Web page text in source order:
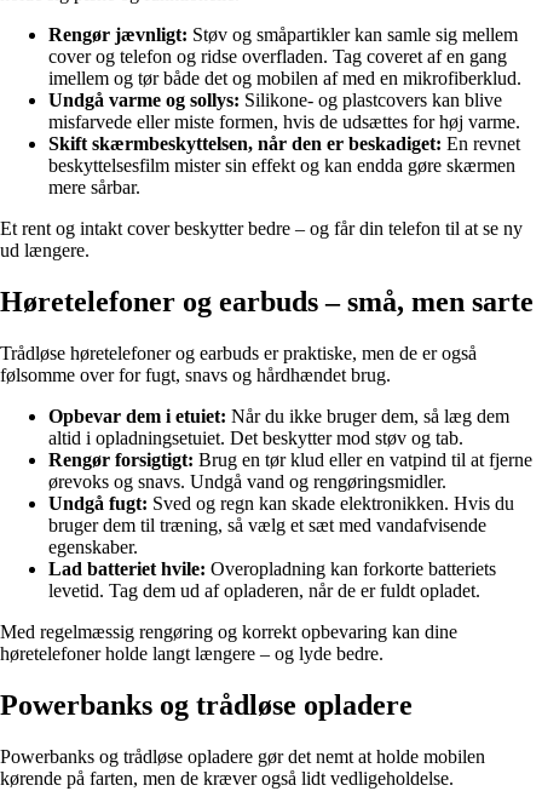
Rengør jævnligt: Støv og småpartikler kan samle sig mellem
cover og telefon og ridse overfladen. Tag coveret af en gang
imellem og tør både det og mobilen af med en mikrofiberklud.
Undgå varme og sollys: Silikone- og plastcovers kan blive
misfarvede eller miste formen, hvis de udsættes for høj varme.
Skift skærmbeskyttelsen, når den er beskadiget: En revnet
beskyttelsesfilm mister sin effekt og kan endda gøre skærmen
mere sårbar.
Et rent og intakt cover beskytter bedre – og får din telefon til at se ny
ud længere.
Høretelefoner og earbuds – små, men sarte
Trådløse høretelefoner og earbuds er praktiske, men de er også
følsomme over for fugt, snavs og hårdhændet brug.
Opbevar dem i etuiet: Når du ikke bruger dem, så læg dem
altid i opladningsetuiet. Det beskytter mod støv og tab.
Rengør forsigtigt: Brug en tør klud eller en vatpind til at fjerne
ørevoks og snavs. Undgå vand og rengøringsmidler.
Undgå fugt: Sved og regn kan skade elektronikken. Hvis du
bruger dem til træning, så vælg et sæt med vandafvisende
egenskaber.
Lad batteriet hvile: Overopladning kan forkorte batteriets
levetid. Tag dem ud af opladeren, når de er fuldt opladet.
Med regelmæssig rengøring og korrekt opbevaring kan dine
høretelefoner holde langt længere – og lyde bedre.
Powerbanks og trådløse opladere
Powerbanks og trådløse opladere gør det nemt at holde mobilen
kørende på farten, men de kræver også lidt vedligeholdelse.